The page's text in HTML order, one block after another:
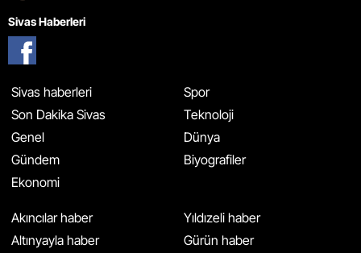
Sivas Haberleri
Sivas haberleri
Son Dakika Sivas
Genel
Gündem
Ekonomi
Spor
Teknoloji
Dünya
Biyografiler
Akıncılar haber
Altınyayla haber
Yıldızeli haber
Gürün haber